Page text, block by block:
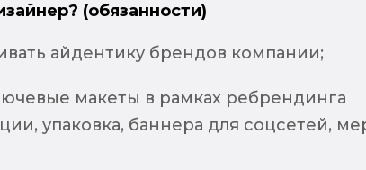
(обязанности)
айдентику брендов компании;
макеты в рамках ребрендинга
упаковка, баннера для соцсетей,